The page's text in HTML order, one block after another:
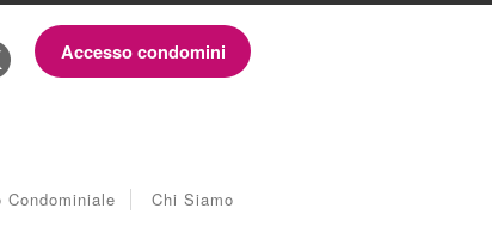
Accesso condomini
Condominiale Chi Siamo